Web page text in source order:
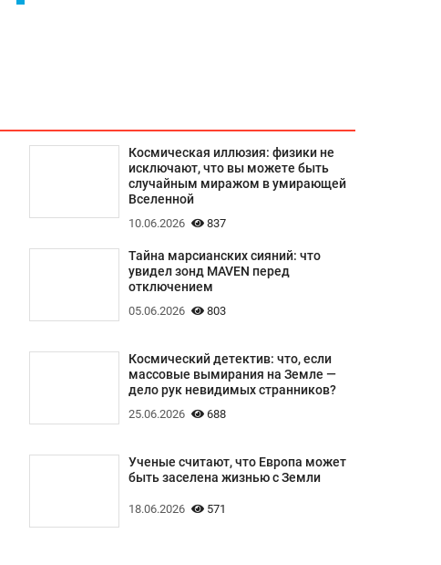
Космическая иллюзия: физики не
исключают, что вы можете быть
случайным миражом в умирающей
Вселенной
10.06.2026 837
Тайна марсианских сияний: что
увидел зонд MAVEN перед
отключением
05.06.2026 803
Космический детектив: что, если
массовые вымирания на Земле —
дело рук невидимых странников?
25.06.2026 688
Ученые считают, что Европа может
быть заселена жизнью с Земли
18.06.2026 571